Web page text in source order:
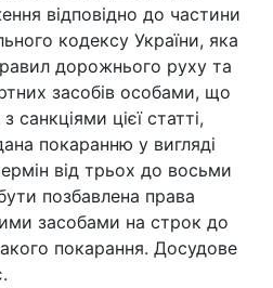
відповідно до частини
кодексу України, яка
дорожнього руху та
засобів особами, що
санкціями цієї статті,
покаранню у вигляді
від трьох до восьми
позбавлена права
засобами на строк до
покарання. Досудове